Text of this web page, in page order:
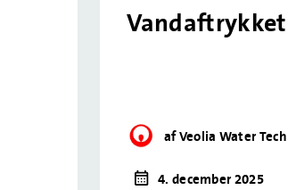
af Veolia Water
4. december 2025